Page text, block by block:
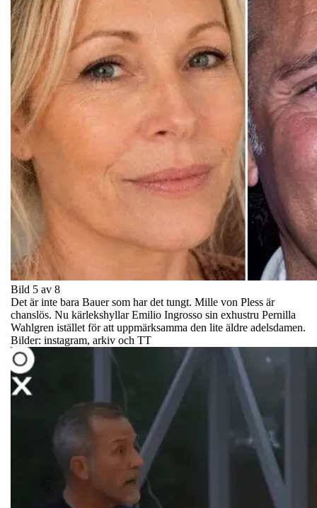
Bild 5 av 8
Det är inte bara Bauer som har det tungt. Mille von Pless är
chanslös. Nu kärlekshyllar Emilio Ingrosso sin exhustru Pernilla
Wahlgren istället för att uppmärksamma den lite äldre adelsdamen.
Bilder: instagram, arkiv och TT